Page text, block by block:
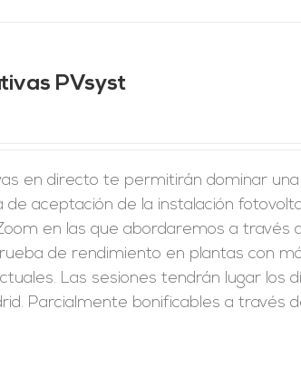
PVsyst
en directo te permitirán dominar
de aceptación de la instalación
en las que abordaremos a través
de rendimiento en plantas con
Las sesiones tendrán lugar los
Parcialmente bonificables a través